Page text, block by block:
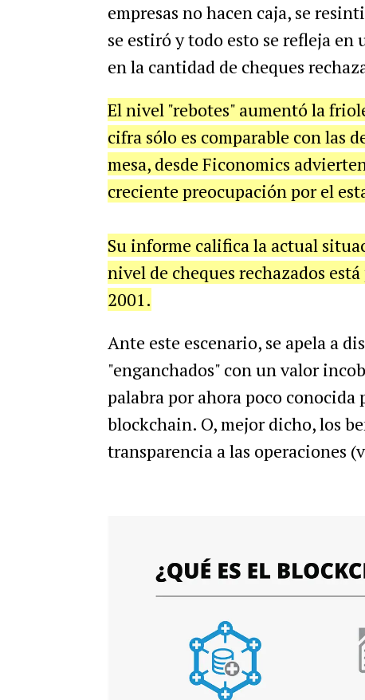
empresas no hacen caja, se
se estiró y todo esto se refleja
en la cantidad de cheques
El nivel "rebotes" aumentó la
cifra sólo es comparable con las
mesa, desde Ficonomics
creciente preocupación por el
Su informe califica la actual
nivel de cheques rechazados
2001.
Ante este escenario, se apela a
"enganchados" con un valor
palabra por ahora poco
blockchain. O, mejor dicho, los
transparencia a las operaciones